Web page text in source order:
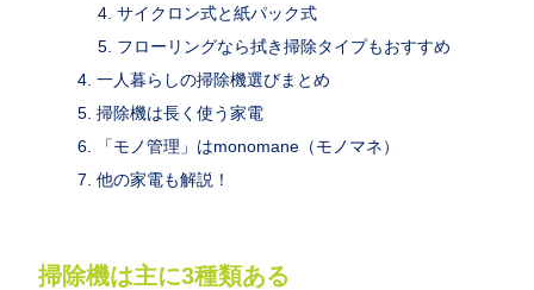
サイクロン式と紙パック式
フローリングなら拭き掃除タイプもおすすめ
一人暮らしの掃除機選びまとめ
掃除機は長く使う家電
「モノ管理」はmonomane（モノマネ）
他の家電も解説！
掃除機は主に3種類ある